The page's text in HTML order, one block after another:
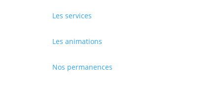
Les services
Les animations
Nos permanences
Place des droits de l’Homme, 66330 Cabestany
Nous écrire
OUVERTURE DE LA MAIRIE